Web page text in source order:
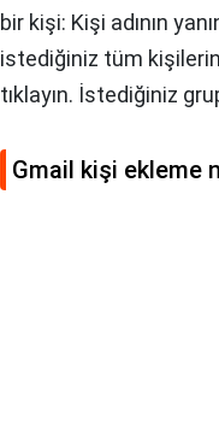
bir kişi: Kişi adının
istediğiniz tüm
tıklayın. İstediğiniz
Gmail kişi ekleme